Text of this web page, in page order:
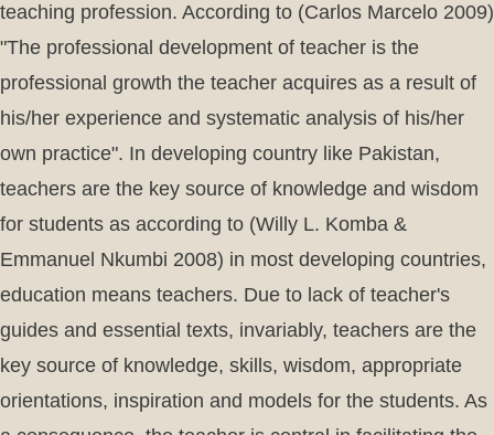
teaching profession. According to (Carlos Marcelo 2009)
"The professional development of teacher is the
professional growth the teacher ac­quires as a result of
his/her experience and systematic analysis of his/her
own practice". In developing country like Pakistan,
teachers are the key source of knowledge and wisdom
for students as according to (Willy L. Komba &
Emmanuel Nkumbi 2008) in most developing countries,
education means teachers. Due to lack of teacher's
guides and essential texts, invariably, teachers are the
key source of knowledge, skills, wisdom, appropriate
orientations, inspiration and models for the students. As